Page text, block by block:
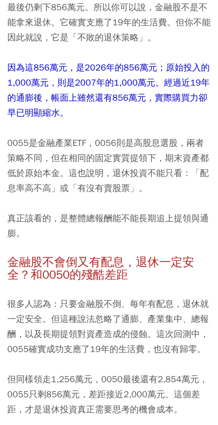
最後仍剩下856萬元。所以你可以說，金融股不是不
能拿來退休。它確實支應了19年的生活費。但你不能
因此就說，它是「不敗的退休策略」。
因為這856萬元，是2026年的856萬元；原始投入的
1,000萬元，則是2007年的1,000萬元。經過近19年
的通膨後，帳面上雖然還有856萬元，實際購買力卻
早已明顯縮水。
0055是金融產業ETF，0056則是高股息選股，兩者
策略不同，但在相同的固定實質提領下，期末資產都
低於原始本金。這也說明，退休投資不能只看：「配
息率高不高」或「有沒有賣股票」。
真正該看的，是整體總報酬能不能長期追上提領與通
膨。
金融股不會倒又有配息，退休一定安
全？和0050的殘酷差距
很多人認為：只要金融股不倒、每年有配息，退休就
一定安全。但這種說法忽略了通膨、產業集中、總報
酬，以及長期提領對資產造成的侵蝕。這次回測中，
0055確實成功支應了19年的生活費，也沒有歸零。
但同樣領走1,256萬元，0050最後還有2,854萬元，
0055只剩856萬元，差距接近2,000萬元。這個差
距，才是退休投資真正需要思考的機會成本。